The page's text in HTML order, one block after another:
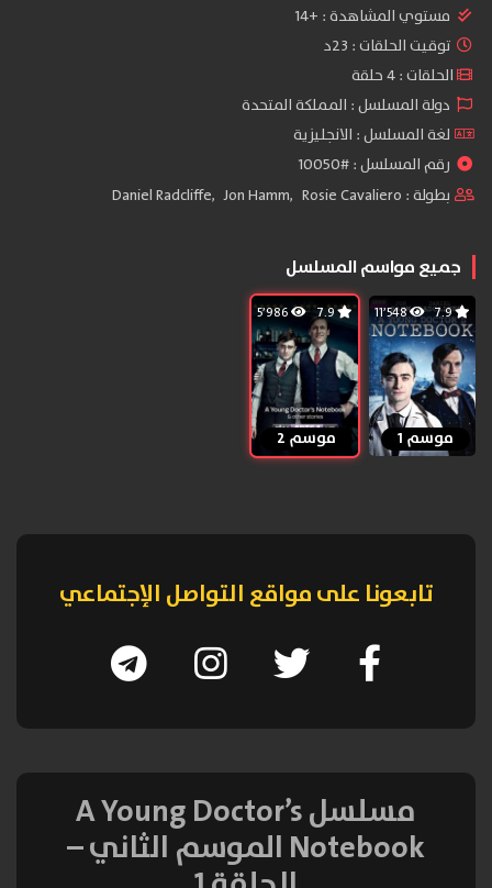
مستوي المشاهدة : +14
توقيت الحلقات : 23د
الحلقات : 4 حلقة
دولة المسلسل : المملكة المتحدة
لغة المسلسل : الانجليزية
رقم المسلسل : #10050
بطولة :
Daniel Radcliffe, Jon Hamm, Rosie Cavaliero
جميع مواسم المسلسل
7.9 11٬548
موسم 1
7.9
موسم 2
تابعونا على مواقع التواصل الإجتماعي
مسلسل A Young Doctor’s
Notebook الموسم الثاني –